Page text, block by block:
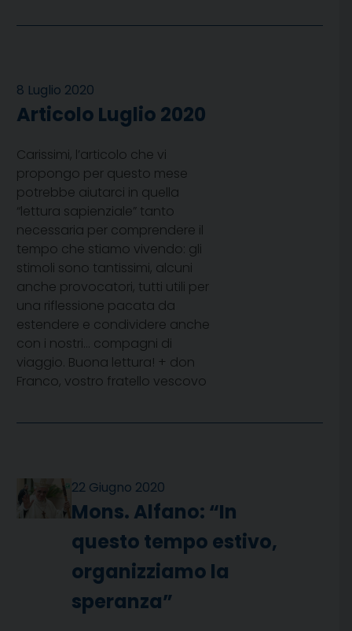
8 Luglio 2020
Articolo Luglio 2020
Carissimi, l’articolo che vi
propongo per questo mese
potrebbe aiutarci in quella
“lettura sapienziale” tanto
necessaria per comprendere il
tempo che stiamo vivendo: gli
stimoli sono tantissimi, alcuni
anche provocatori, tutti utili per
una riflessione pacata da
estendere e condividere anche
con i nostri… compagni di
viaggio. Buona lettura! + don
Franco, vostro fratello vescovo
22 Giugno 2020
Mons. Alfano: “In
questo tempo estivo,
organizziamo la
speranza”